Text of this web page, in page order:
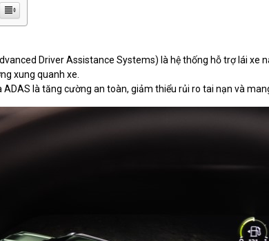
Driver Assistance Systems) là hệ thống hỗ trợ lái xe
xung quanh xe.
ADAS là tăng cường an toàn, giảm thiểu rủi ro tai nạn và